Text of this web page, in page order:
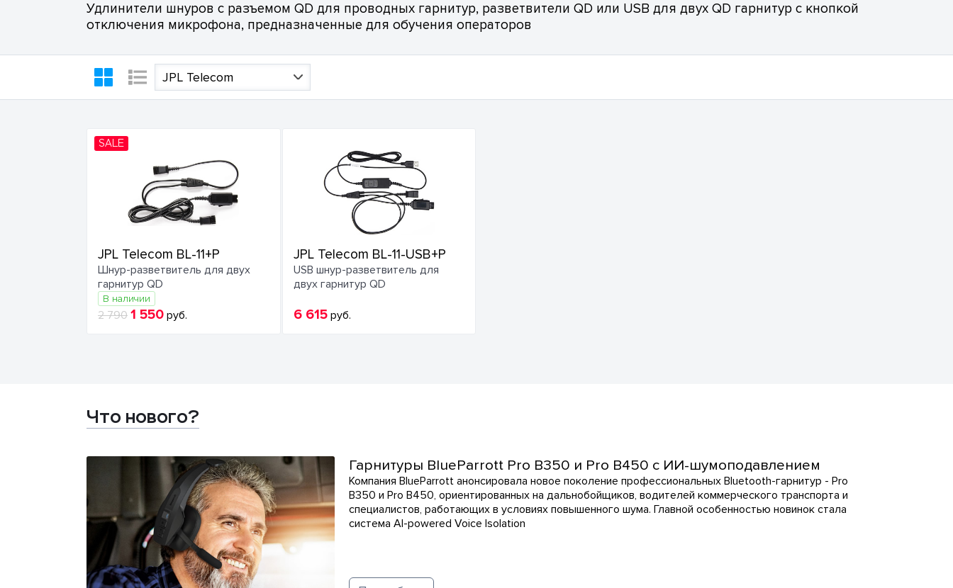
Удлинители шнуров с разъемом QD для проводных гарнитур, разветвители QD или USB для двух QD гарнитур с кнопкой
отключения микрофона, предназначенные для обучения операторов
JPL Telecom
SALE
JPL Telecom BL-11+P
Шнур-разветвитель для двух
гарнитур QD
В наличии
2 790 1 550 руб.
JPL Telecom BL-11-USB+P
USB шнур-разветвитель для
двух гарнитур QD
6 615руб.
Что нового?
Гарнитуры BlueParrott Pro B350 и Pro B450 с ИИ-шумоподавлением
Компания BlueParrott анонсировала новое поколение профессиональных Bluetooth-гарнитур - Pro
B350 и Pro B450, ориентированных на дальнобойщиков, водителей коммерческого транспорта и
специалистов, работающих в условиях повышенного шума. Главной особенностью новинок стала
система AI-powered Voice Isolation